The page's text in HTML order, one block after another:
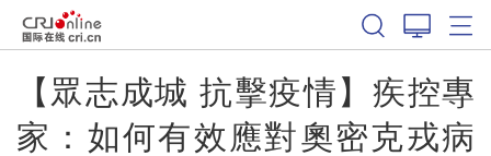
【眾志成城 抗擊疫情】疾控專
家：如何有效應對奧密克戎病